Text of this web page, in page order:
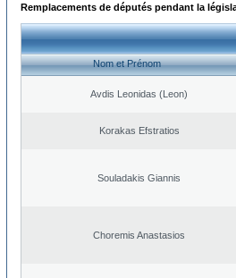
Remplacements de députés pendant la
Nom et Prénom
Avdis Leonidas (Leon)
Korakas Efstratios
Souladakis Giannis
Choremis Anastasios